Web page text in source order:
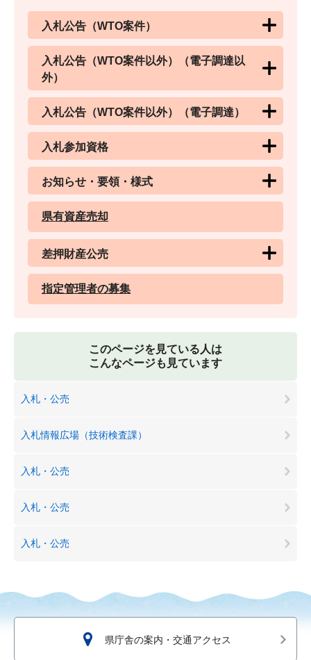
入札公告（WTO案件）
入札公告（WTO案件以外）（電子調達以
外）
入札公告（WTO案件以外）（電子調達）
入札参加資格
お知らせ・要領・様式
県有資産売却
差押財産公売
指定管理者の募集
このページを見ている人は
こんなページも見ています
入札・公売
入札情報広場（技術検査課）
入札・公売
入札・公売
入札・公売
県庁舎の案内・交通アクセス